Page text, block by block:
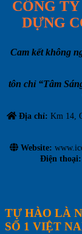
CÔNG
DỰNG
Cam kết không
tôn chỉ “Tâm
Địa chỉ: Km 14,
Website:
Điện thoại:
TỰ HÀO LÀ
SỐ 1 VIỆT